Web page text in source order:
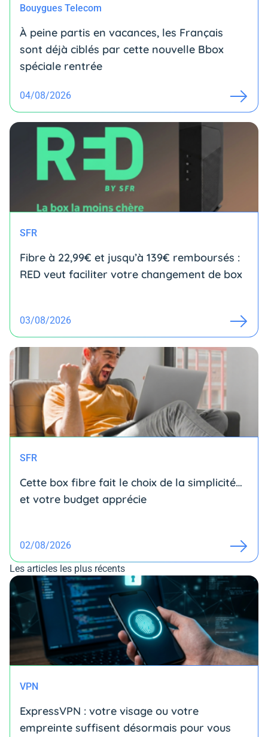
Bouygues Telecom
À peine partis en vacances, les Français
sont déjà ciblés par cette nouvelle Bbox
spéciale rentrée
04/08/2026
SFR
Fibre à 22,99€ et jusqu’à 139€ remboursés :
RED veut faciliter votre changement de box
03/08/2026
SFR
Cette box fibre fait le choix de la simplicité…
et votre budget apprécie
02/08/2026
Les articles les plus récents
VPN
ExpressVPN : votre visage ou votre
empreinte suffisent désormais pour vous